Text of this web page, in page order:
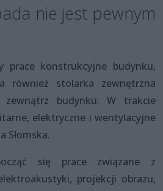
nie jest pewnym
prace konstrukcyjne budynku,
również stolarka zewnętrzna
budynku. W trakcie
elektryczne i wentylacyjne
Słomska.
się prace związane z
projekcji obrazu,